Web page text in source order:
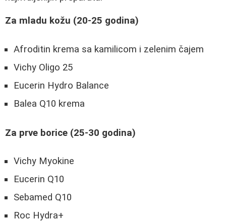
Za mladu kožu (20-25 godina)
Afroditin krema sa kamilicom i zelenim čajem
Vichy Oligo 25
Eucerin Hydro Balance
Balea Q10 krema
Za prve borice (25-30 godina)
Vichy Myokine
Eucerin Q10
Sebamed Q10
Roc Hydra+